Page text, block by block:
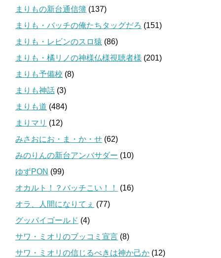
まりもの新台通信簿 (137)
まりも・バッチの俺たちタッグだろ (151)
まりも・レビンのスロ猿 (86)
まりも・橘リノの神様仏様視聴者様 (201)
まりも予備校 (8)
まりも神話 (3)
まりも道 (484)
まりマリ (12)
みさおにお・ま・か・せ (62)
みのりんの新台アンバサダー (10)
ゆずPON (99)
オカルト！？バッチこい！！
(16)
オラ、人間になりてぇ (77)
グッバイゴールド (4)
サワ・ミオリのブッコミ宣言 (8)
サワ・ミオリの信じるべきは神か己か (12)